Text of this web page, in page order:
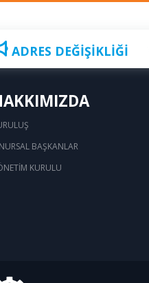
ADRES DEĞİŞİKLİĞİ
BAŞKANLAR
KURULU